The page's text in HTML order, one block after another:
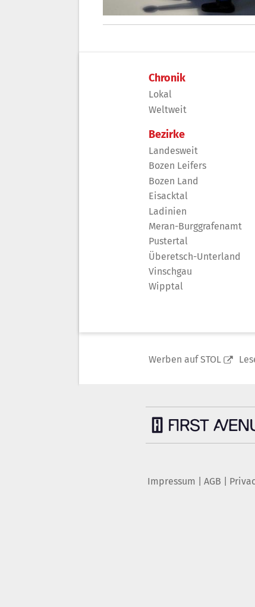
Chronik
Lokal
Weltweit
Bezirke
Landesweit
Bozen Leifers
Bozen Land
Eisacktal
Ladinien
Meran-Burggrafenamt
Pustertal
Überetsch-Unterland
Vinschgau
Wipptal
Werben auf STOL
Impressum AGB